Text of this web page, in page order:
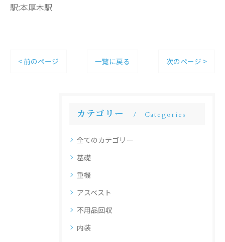
駅:本厚木駅
< 前のページ 一覧に戻る 次のページ >
カテゴリー Categories
全てのカテゴリー
基礎
重機
アスベスト
不用品回収
内装